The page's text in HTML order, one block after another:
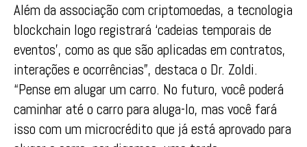
Além da associação com criptomoedas, a tecnologia
blockchain logo registrará ‘cadeias temporais de
eventos’, como as que são aplicadas em contratos,
interações e ocorrências”, destaca o Dr. Zoldi.
“Pense em alugar um carro. No futuro, você poderá
caminhar até o carro para aluga-lo, mas você fará
isso com um microcrédito que já está aprovado para